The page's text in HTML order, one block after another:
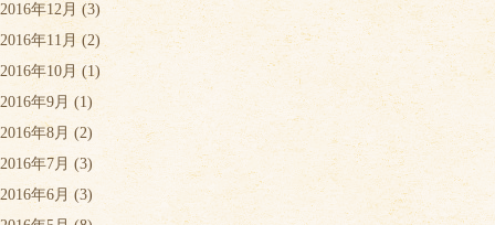
2016年12月 (3)
2016年11月(2)
2016年10月(1)
2016年9月 (1)
2016年8月 (2)
2016年7月 (3)
2016年6月 (3)